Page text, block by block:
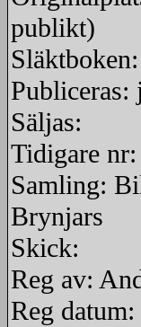
publikt)
Släktboken:
Publiceras:
Säljas:
Tidigare nr:
Samling:
Brynjars
Skick:
Reg av:
Reg